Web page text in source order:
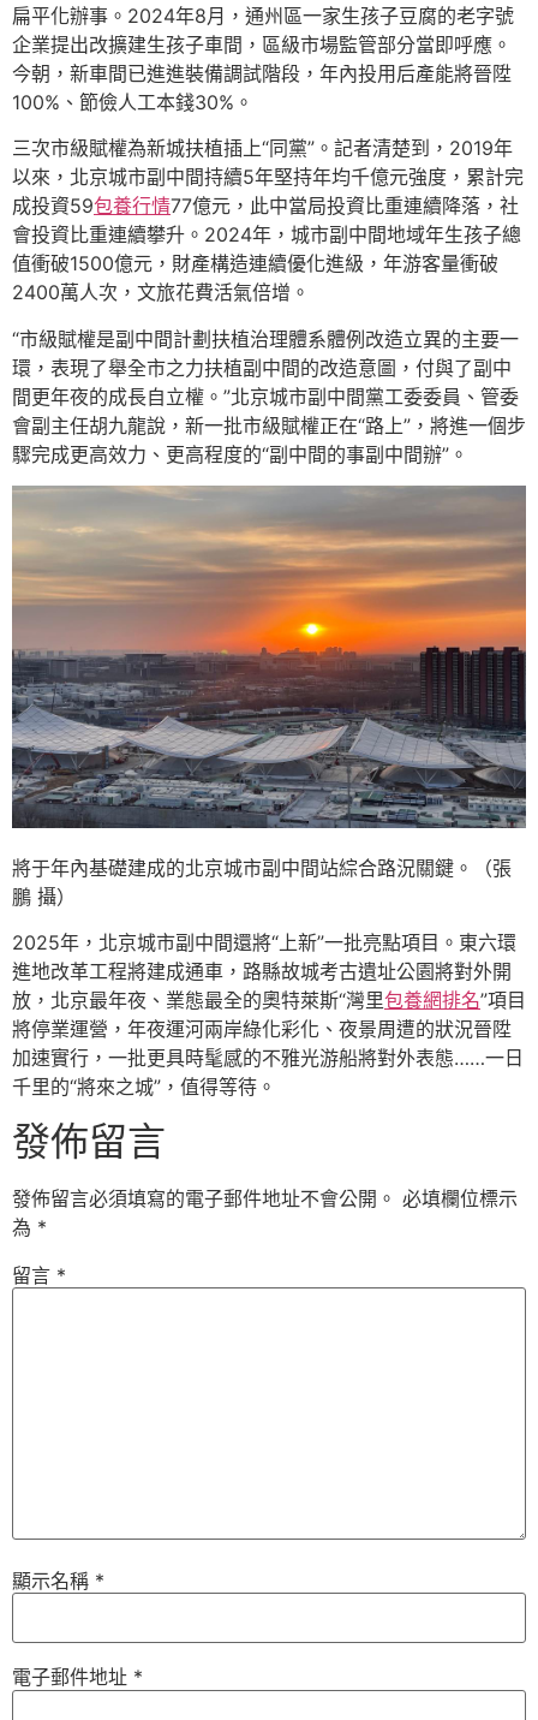
扁平化辦事。2024年8月，通州區一家生孩子豆腐的老字號
企業提出改擴建生孩子車間，區級市場監管部分當即呼應。
今朝，新車間已進進裝備調試階段，年內投用后產能將晉陞
100%、節儉人工本錢30%。
三次市級賦權為新城扶植插上“同黨”。記者清楚到，2019年
以來，北京城市副中間持續5年堅持年均千億元強度，累計完
成投資59包養行情77億元，此中當局投資比重連續降落，社
會投資比重連續攀升。2024年，城市副中間地域年生孩子總
值衝破1500億元，財產構造連續優化進級，年游客量衝破
2400萬人次，文旅花費活氣倍增。
“市級賦權是副中間計劃扶植治理體系體例改造立異的主要一
環，表現了舉全市之力扶植副中間的改造意圖，付與了副中
間更年夜的成長自立權。”北京城市副中間黨工委委員、管委
會副主任胡九龍說，新一批市級賦權正在“路上”，將進一個步
驟完成更高效力、更高程度的“副中間的事副中間辦”。
將于年內基礎建成的北京城市副中間站綜合路況關鍵。（張
鵬 攝）
2025年，北京城市副中間還將“上新”一批亮點項目。東六環
進地改革工程將建成通車，路縣故城考古遺址公園將對外開
放，北京最年夜、業態最全的奧特萊斯“灣里包養網排名”項目
將停業運營，年夜運河兩岸綠化彩化、夜景周遭的狀況晉陞
加速實行，一批更具時髦感的不雅光游船將對外表態……一日
千里的“將來之城”，值得等待。
發佈留言
發佈留言必須填寫的電子郵件地址不會公開。 必填欄位標示
為 *
留言 *
顯示名稱 *
電子郵件地址 *